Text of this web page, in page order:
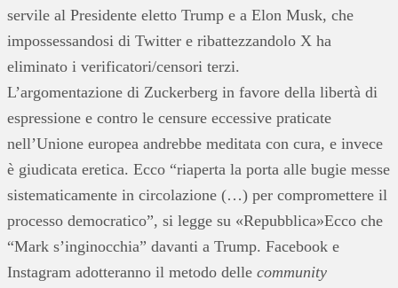
servile al Presidente eletto Trump e a Elon Musk, che
impossessandosi di Twitter e ribattezzandolo X ha
eliminato i verificatori/censori terzi.
L’argomentazione di Zuckerberg in favore della libertà di
espressione e contro le censure eccessive praticate
nell’Unione europea andrebbe meditata con cura, e invece
è giudicata eretica. Ecco “riaperta la porta alle bugie messe
sistematicamente in circolazione (…) per compromettere il
processo democratico”, si legge su «Repubblica»Ecco che
“Mark s’inginocchia” davanti a Trump. Facebook e
Instagram adotteranno il metodo delle community